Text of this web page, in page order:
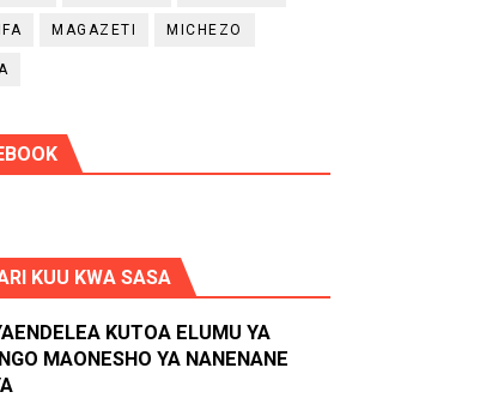
MAGAZETI MICHEZO
KUU KWA SASA
KUTOA ELUMU YA
MAONESHO YA NANENANE